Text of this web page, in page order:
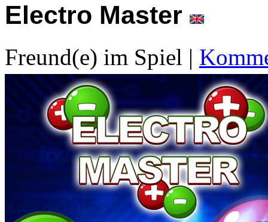
Electro Master
Freund(e) im Spiel |